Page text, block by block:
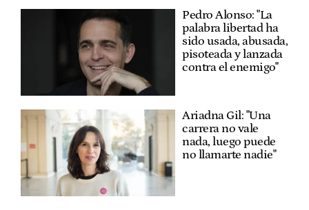
Pedro Alonso: "La
palabra libertad ha
sido usada, abusada,
pisoteada y lanzada
contra el enemigo"
Ariadna Gil: "Una
carrera no vale
nada, luego puede
no llamarte nadie"